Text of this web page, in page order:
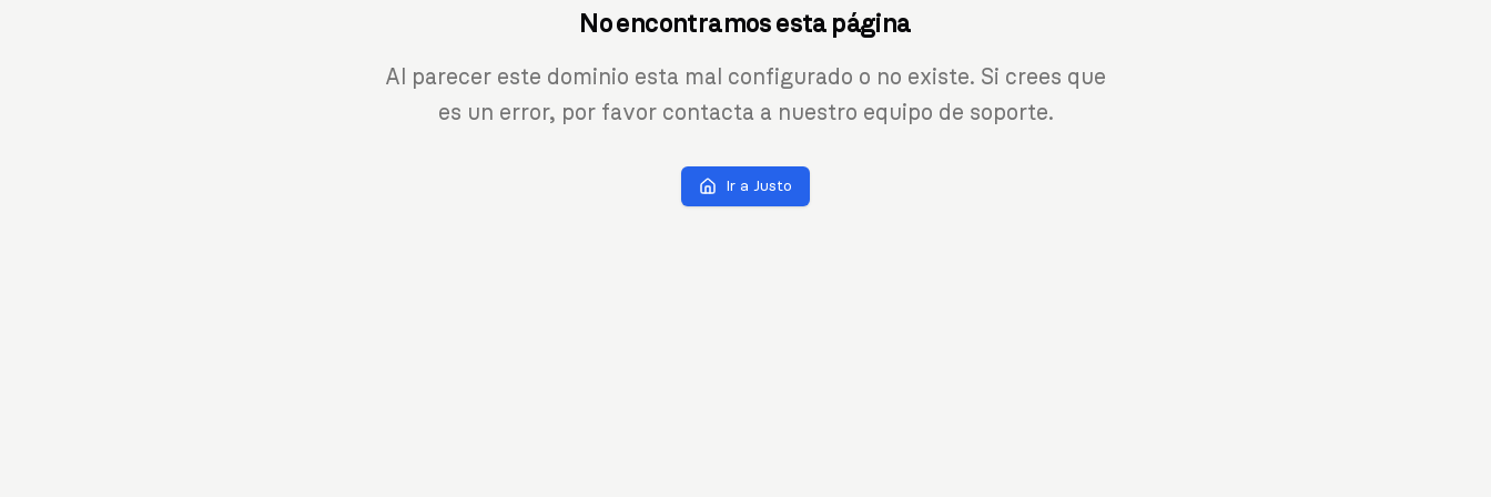
No encontramos esta página
Al parecer este dominio esta mal configurado o no existe. Si crees que
es un error, por favor contacta a nuestro equipo de soporte.
Ir a Justo